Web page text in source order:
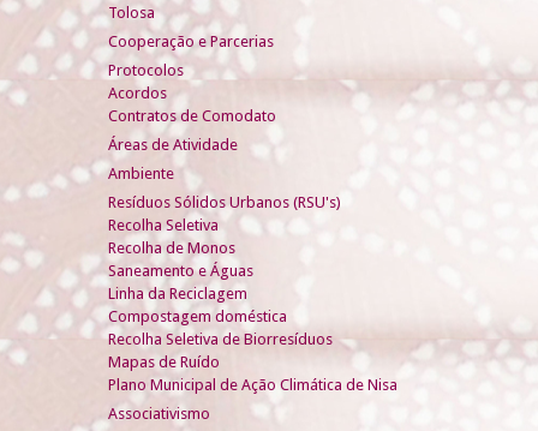
Tolosa
Cooperação e Parcerias
Protocolos
Acordos
Contratos de Comodato
Áreas de Atividade
Ambiente
Resíduos Sólidos Urbanos (RSU's)
Recolha Seletiva
Recolha de Monos
Saneamento e Águas
Linha da Reciclagem
Compostagem doméstica
Recolha Seletiva de Biorresíduos
Mapas de Ruído
Plano Municipal de Ação Climática de Nisa
Associativismo